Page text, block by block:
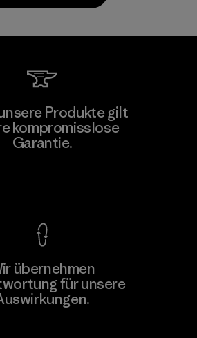
Produkte gilt
kompromisslose
Garantie.
übernehmen
für unsere